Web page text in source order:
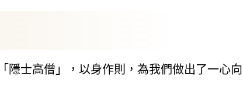
士高僧」，以身作則，為我們做出了一心向